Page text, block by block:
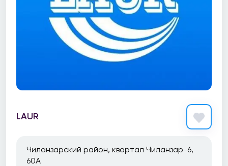
LAUR
Чиланзарский район, квартал Чиланзар-6,
60А